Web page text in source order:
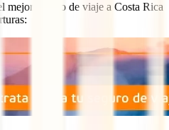
mejor seguro de viaje a Costa Rica